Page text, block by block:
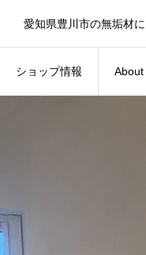
ショップ情報
About
愛知県豊川市の無垢材